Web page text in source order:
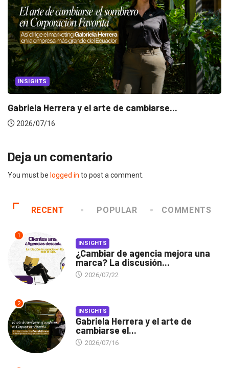
INSIGHTS
Gabriela Herrera y el arte de cambiarse...
2026/07/16
Deja un comentario
You must be logged in to post a comment.
RECENT POPULAR COMMENTS
1
INSIGHTS
¿Cambiar de agencia mejora una
marca? La discusión...
2026/07/22
2
INSIGHTS
Gabriela Herrera y el arte de
cambiarse el...
2026/07/16